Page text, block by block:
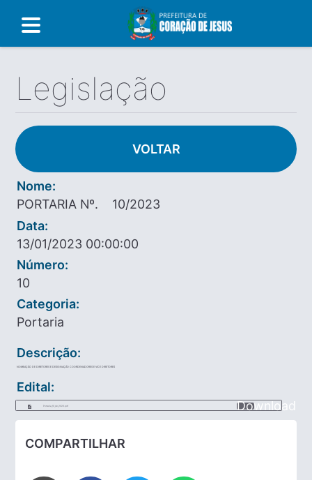
Legislação
VOLTAR
Nome:
PORTARIA Nº. 10/2023
Data:
13/01/2023 00:00:00
Número:
10
Categoria:
Portaria
Descrição:
NOMEAÇÃO DE DIRETORES E DESIGNAÇÃO COORDENADORES E VICE DIRETORES
Edital:
Portaria_10_de_2023.pdf Download
COMPARTILHAR